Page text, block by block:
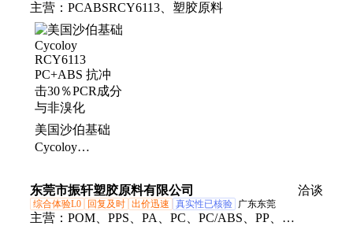
主营： PCABSRCY6113、塑胶原料
美国沙伯基础
Cycoloy
PC+ABS 抗冲
击30％PCR成分
与非溴化
东莞市振轩塑胶原料有限公司 洽谈
综合体验L0 回复及时 出价迅速 真实性已核验 广东东莞
主营： POM、PPS、PA、PC、PC/ABS、PP、